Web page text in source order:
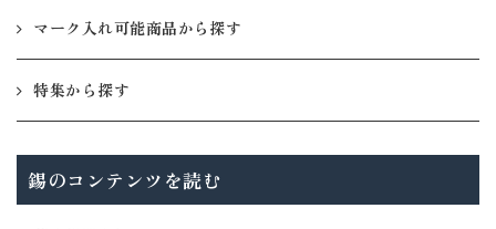
マーク入れ可能商品から探す
特集から探す
錫のコンテンツを読む